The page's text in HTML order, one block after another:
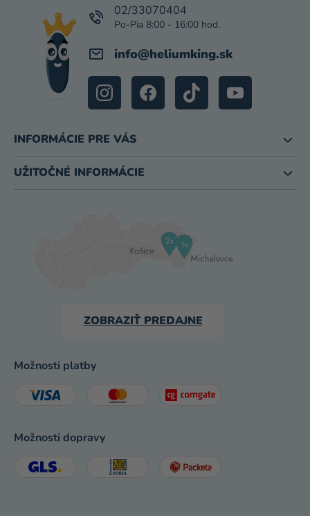
info@heliumking.sk
02/33070404
INFORMÁCIE PRE VÁS
UŽITOČNÉ INFORMÁCIE
ZOBRAZIŤ PREDAJNE
Možnosti platby
Možnosti dopravy